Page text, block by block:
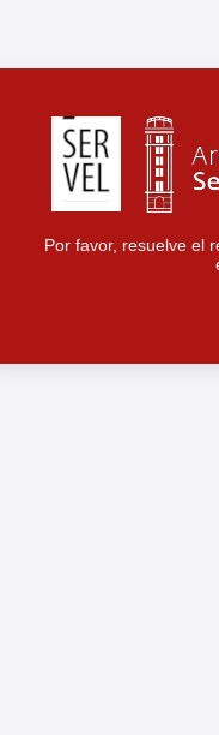
Por favor, resuelve el